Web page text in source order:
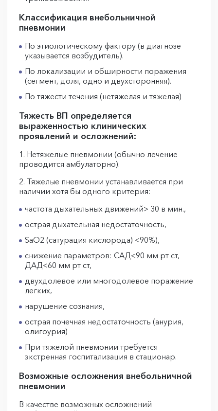
Классификация внебольничной
пневмонии
По этиологическому фактору (в диагнозе
указывается возбудитель).
По локализации и обширности поражения
(сегмент, доля, одно и двухсторонняя).
По тяжести течения (нетяжелая и тяжелая)
Тяжесть ВП определяется
выраженностью клинических
проявлений и осложнений:
1. Нетяжелые пневмонии (обычно лечение
проводится амбулаторно).
2. Тяжелые пневмонии устанавливается при
наличии хотя бы одного критерия:
частота дыхательных движений> 30 в мин.,
острая дыхательная недостаточность,
SaO2 (сатурация кислорода) <90%),
снижение параметров: САД<90 мм рт ст,
ДАД<60 мм рт ст,
двухдолевое или многодолевое поражение
легких,
нарушение сознания,
острая почечная недостаточность (анурия,
олигоурия)
При тяжелой пневмонии требуется
экстренная госпитализация в стационар.
Возможные осложнения внебольничной
пневмонии
В качестве возможных осложнений